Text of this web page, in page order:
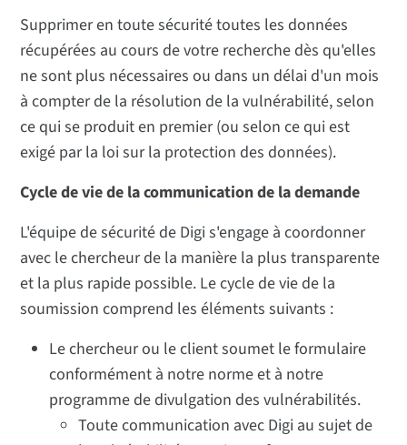
Supprimer en toute sécurité toutes les données
récupérées au cours de votre recherche dès qu'elles
ne sont plus nécessaires ou dans un délai d'un mois
à compter de la résolution de la vulnérabilité, selon
ce qui se produit en premier (ou selon ce qui est
exigé par la loi sur la protection des données).
Cycle de vie de la communication de la demande
L'équipe de sécurité de Digi s'engage à coordonner
avec le chercheur de la manière la plus transparente
et la plus rapide possible. Le cycle de vie de la
soumission comprend les éléments suivants :
Le chercheur ou le client soumet le formulaire
conformément à notre norme et à notre
programme de divulgation des vulnérabilités.
Toute communication avec Digi au sujet de